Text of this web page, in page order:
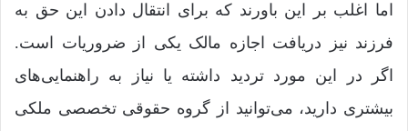
اما اغلب بر این باورند که برای انتقال دادن این حق به
فرزند نیز دریافت اجازه مالک یکی از ضروریات است.
اگر در این مورد تردید داشته یا نیاز به راهنمایی‌های
بیشتری دارید، می‌توانید از گروه حقوقی تخصصی ملکی